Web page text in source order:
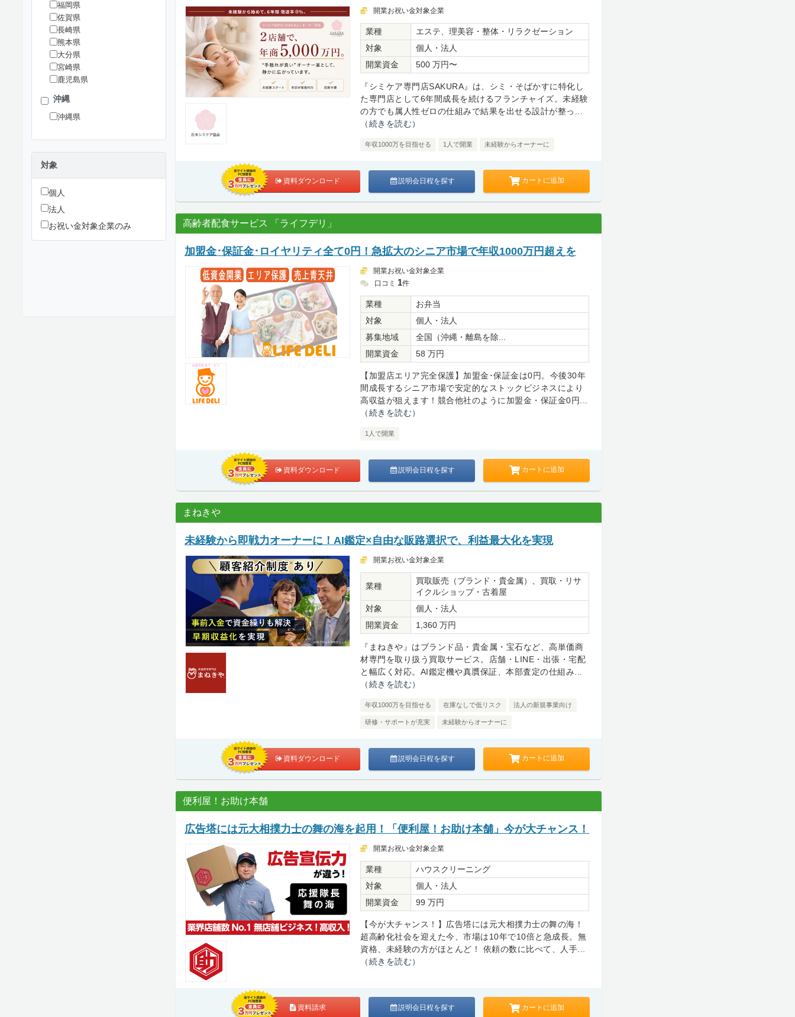
福岡県
佐賀県
長崎県
熊本県
大分県
宮崎県
鹿児島県
沖縄
沖縄県
対象
個人
法人
お祝い金対象企業のみ
開業お祝い金対象企業
業種
エステ、理美容・整体・リラクゼーション
対象
個人・法人
開業資金
500 万円〜
『シミケア専門店SAKURA』は、シミ・そばかすに特化し
た専門店として6年間成長を続けるフランチャイズ。未経験
の方でも属人性ゼロの仕組みで結果を出せる設計が整っ...
（続きを読む）
年収1000万を目指せる 1人で開業 未経験からオーナーに
資料ダウンロード 説明会日程を探す カートに追加
高齢者配食サービス 「ライフデリ」
加盟金･保証金･ロイヤリティ全て0円！急拡大のシニア市場で年収1000万円超えを
開業お祝い金対象企業
口コミ 1件
業種
お弁当
対象
個人・法人
募集地域
全国（沖縄・離島を除...
開業資金
58 万円
【加盟店エリア完全保護】加盟金･保証金は0円。今後30年
間成長するシニア市場で安定的なストックビジネスにより
高収益が狙えます！競合他社のように加盟金・保証金0円...
（続きを読む）
1人で開業
資料ダウンロード 説明会日程を探す カートに追加
まねきや
未経験から即戦力オーナーに！AI鑑定×自由な販路選択で、利益最大化を実現
開業お祝い金対象企業
業種
買取販売（ブランド・貴金属）、買取・リサ
イクルショップ・古着屋
対象
個人・法人
開業資金
1,360 万円
『まねきや』はブランド品・貴金属・宝石など、高単価商
材専門を取り扱う買取サービス。店舗・LINE・出張・宅配
と幅広く対応。AI鑑定機や真贋保証、本部査定の仕組み...
（続きを読む）
年収1000万を目指せる 在庫なしで低リスク 法人の新規事業向け
研修・サポートが充実 未経験からオーナーに
資料ダウンロード 説明会日程を探す カートに追加
便利屋！お助け本舗
広告塔には元大相撲力士の舞の海を起用！「便利屋！お助け本舗」今が大チャンス！
開業お祝い金対象企業
業種
ハウスクリーニング
対象
個人・法人
開業資金
99 万円
【今が大チャンス！】広告塔には元大相撲力士の舞の海！
超高齢化社会を迎えた今、市場は10年で10倍と急成長。無
資格、未経験の方がほとんど！ 依頼の数に比べて、人手...
（続きを読む）
資料請求 説明会日程を探す カートに追加